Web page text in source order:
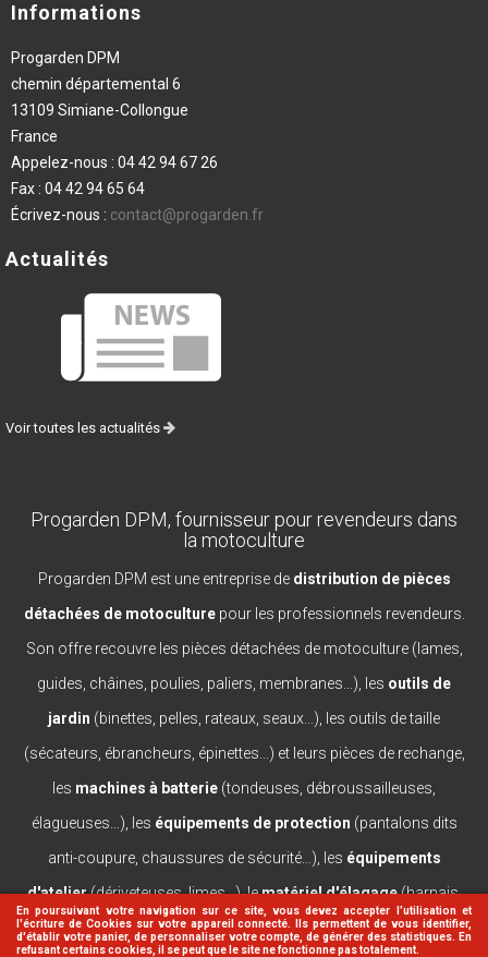
En poursuivant votre navigation sur ce site, vous devez accepter l’utilisation et
l'écriture de Cookies sur votre appareil connecté. Ils permettent de vous identifier,
d'établir votre panier, de personnaliser votre compte, de générer des statistiques. En
refusant certains cookies, il se peut que le site ne fonctionne pas totalement.
Informations
Progarden DPM
chemin départemental 6
13109 Simiane-Collongue
France
Appelez-nous : 04 42 94 67 26
Fax : 04 42 94 65 64
Écrivez-nous : contact@progarden.fr
Actualités
Voir toutes les actualités
Progarden DPM, fournisseur pour revendeurs dans
la motoculture
Progarden DPM est une entreprise de distribution de pièces
détachées de motoculturepour les professionnels revendeurs.
Son offre recouvre les pièces détachées de motoculture (lames,
guides, châines, poulies, paliers, membranes...), les outils de
jardin (binettes, pelles, rateaux, seaux...), les outils de taille
(sécateurs, ébrancheurs, épinettes...) et leurs pièces de rechange,
les machines à batterie (tondeuses, débroussailleuses,
élagueuses...), les équipements de protection (pantalons dits
anti-coupure, chaussures de sécurité...), les équipements
d'atelier(dériveteuses, limes...), lematériel d'élagage(harnais,
casques, lanceurs...).